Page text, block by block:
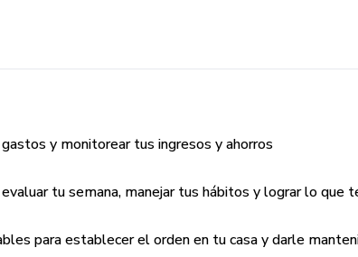
y monitorear tus ingresos y ahorros
tu semana, manejar tus hábitos y lograr lo que
para establecer el orden en tu casa y darle